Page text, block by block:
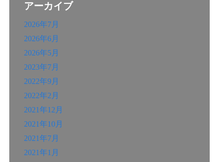
アーカイブ
2026年7月
2026年6月
2026年5月
2023年7月
2022年9月
2022年2月
2021年12月
2021年10月
2021年7月
2021年1月